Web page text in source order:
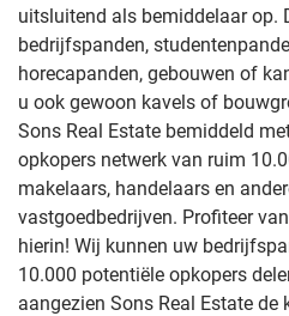
uitsluitend als bemiddelaar op.
bedrijfspanden,
horecapanden, gebouwen of
u ook gewoon kavels of
Sons Real Estate bemiddeld
opkopers netwerk van ruim
makelaars, handelaars en
vastgoedbedrijven. Profiteer
hierin! Wij kunnen uw
10.000 potentiële opkopers
aangezien Sons Real Estate